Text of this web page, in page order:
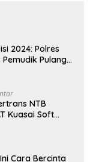
2024: Polres
Pulang
NTB
Kuasai Soft
Cara Bercinta